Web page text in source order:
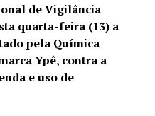
de Vigilância
quarta-feira (13) a
pela Química
Ypê, contra a
e uso de